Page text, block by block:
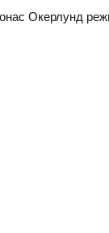
Окерлунд